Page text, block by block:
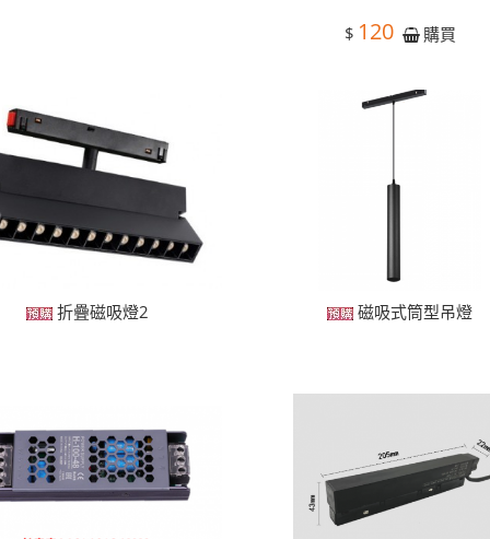
$ 120 購買
折疊磁吸燈2 磁吸式筒型吊燈